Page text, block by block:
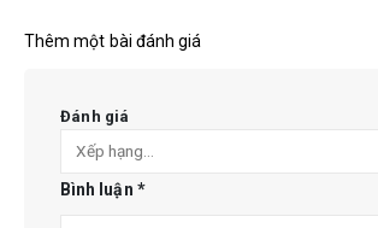
Thêm một bài đánh giá
Đánh giá
Bình luận *